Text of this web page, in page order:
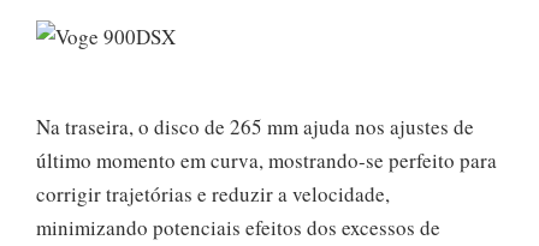
Na traseira, o disco de 265 mm ajuda nos ajustes de
último momento em curva, mostrando-se perfeito para
corrigir trajetórias e reduzir a velocidade,
minimizando potenciais efeitos dos excessos de